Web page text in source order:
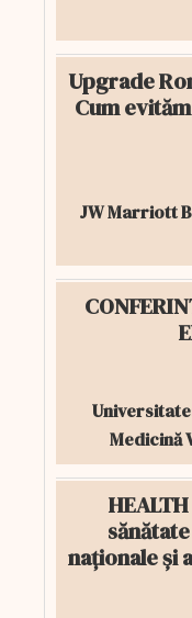
Upgrade
Cum
JW Marriott
Medicină
naționale și